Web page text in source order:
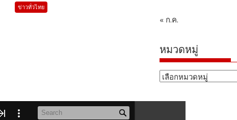
ข่าวทั่วไทย
« ก.ค.
หมวดหมู่
หมวด